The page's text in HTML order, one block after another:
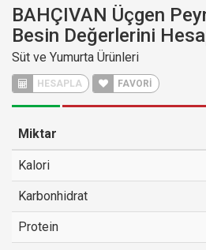
BAHÇIVAN Üçgen
Besin Değerlerini
Süt ve Yumurta Ürünleri
HESAPLA FAVORİ
Miktar
Kalori
Karbonhidrat
Protein